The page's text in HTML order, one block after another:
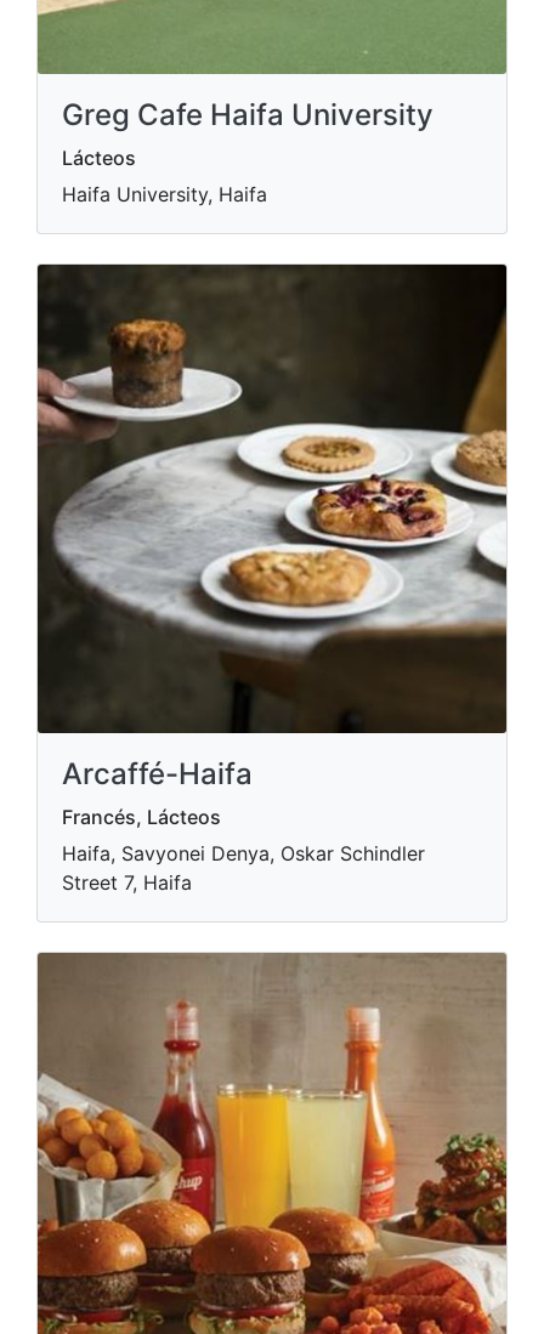
Greg Cafe Haifa University
Lácteos
Haifa University, Haifa
Arcaffé-Haifa
Francés, Lácteos
Haifa, Savyonei Denya, Oskar Schindler
Street 7, Haifa